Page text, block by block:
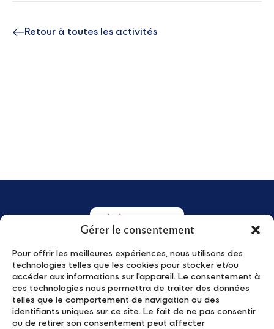
Gérer le consentement
Pour offrir les meilleures expériences, nous utilisons des
technologies telles que les cookies pour stocker et/ou
accéder aux informations sur l'appareil. Le consentement à
ces technologies nous permettra de traiter des données
telles que le comportement de navigation ou des
identifiants uniques sur ce site. Le fait de ne pas consentir
ou de retirer son consentement peut affecter
Retour à toutes les activités
Qui sommes-nous ?
Young Leaders
Le programme
Candidater
Actualités
Événements
Publications
Contact